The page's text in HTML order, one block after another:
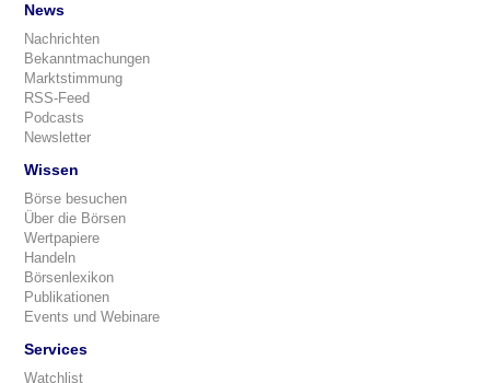
News
Nachrichten
Bekanntmachungen
Marktstimmung
RSS-Feed
Podcasts
Newsletter
Wissen
Börse besuchen
Über die Börsen
Wertpapiere
Handeln
Börsenlexikon
Publikationen
Events und Webinare
Services
Watchlist